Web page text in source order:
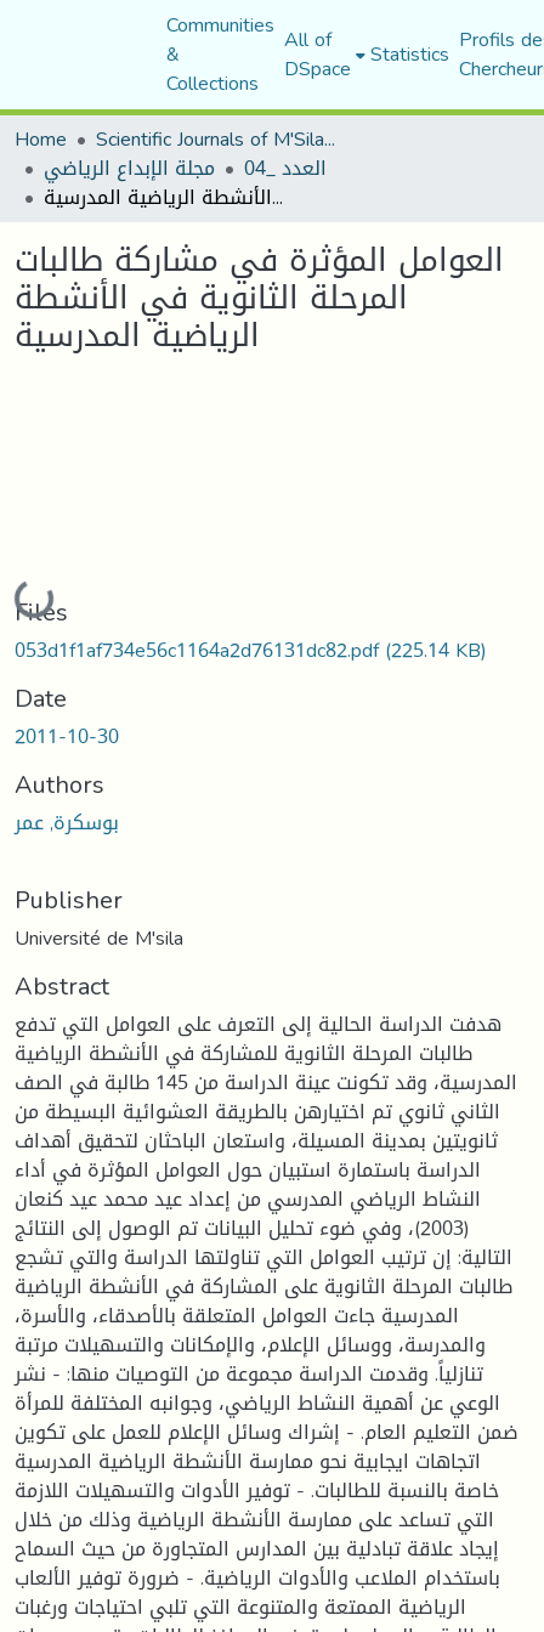
Communities
&
Collections
All of
DSpace Statistics Profils
Home
Scientific Journals of M'Sila University
مجلة الإبداع الرياضي العدد _04
العوامل المؤثرة في مشاركة طالبات المرحلة الثانوية في الأنشطة الرياضية المدرسية
العوامل المؤثرة في مشاركة طالبات
المرحلة الثانوية في الأنشطة
الرياضية المدرسية
Loading...
Files
053d1f1af734e56c1164a2d76131dc82.pdf(225.14 KB)
Date
2011-10-30
Authors
بوسكرة, عمر
Publisher
Université de M'sila
Abstract
هدفت الدراسة الحالية إلى التعرف على العوامل التي تدفع
طالبات المرحلة الثانوية للمشاركة في الأنشطة الرياضية
المدرسية، وقد تكونت عينة الدراسة من 145 طالبة في الصف
الثاني ثانوي تم اختيارهن بالطريقة العشوائية البسيطة من
ثانويتين بمدينة المسيلة، واستعان الباحثان لتحقيق أهداف
الدراسة باستمارة استبيان حول العوامل المؤثرة في أداء
النشاط الرياضي المدرسي من إعداد عيد محمد عيد كنعان
(2003)، وفي ضوء تحليل البيانات تم الوصول إلى النتائج
التالية: إن ترتيب العوامل التي تناولتها الدراسة والتي تشجع
طالبات المرحلة الثانوية على المشاركة في الأنشطة الرياضية
المدرسية جاءت العوامل المتعلقة بالأصدقاء، والأسرة،
والمدرسة، ووسائل الإعلام، والإمكانات والتسهيلات مرتبة
تنازلياً. وقدمت الدراسة مجموعة من التوصيات منها: - نشر
الوعي عن أهمية النشاط الرياضي، وجوانبه المختلفة للمرأة
ضمن التعليم العام. - إشراك وسائل الإعلام للعمل على تكوين
اتجاهات ايجابية نحو ممارسة الأنشطة الرياضية المدرسية
خاصة بالنسبة للطالبات. - توفير الأدوات والتسهيلات اللازمة
التي تساعد على ممارسة الأنشطة الرياضية وذلك من خلال
إيجاد علاقة تبادلية بين المدارس المتجاورة من حيث السماح
باستخدام الملاعب والأدوات الرياضية. - ضرورة توفير الألعاب
الرياضية الممتعة والمتنوعة التي تلبي احتياجات ورغبات